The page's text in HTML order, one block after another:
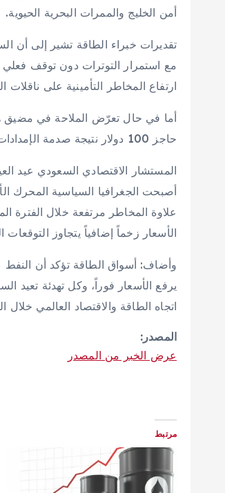
أمن الخليج والممرات البحرية الحيوية.
مع استمرار التوترات دون توقف فعلي
ارتفاع المخاطر التأمينية على ناقلات النفط، قد
أما في حال تعرّض الملاحة في مضيق
حاجز 100 دولار نتيجة صدمة الإمدادات العالمية.
المستشار الاقتصادي السعودي عيد
أصبحت الجغرافيا السياسية المحرك
علاوة المخاطر مرتفعة خلال الفترة
الأسعار زخماً إضافياً يتجاوز التوقعات
وأضاف: أسواق الطاقة تؤكد أن النفط
يرفع الأسعار فوراً، وكل تهدئة تعيد
اتجاه الطاقة والاقتصاد العالمي خلال
المصدر:
عرض الخبر من المصدر
مرتبط